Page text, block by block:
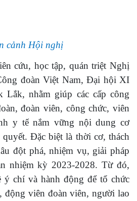
cảnh Hội nghị
cứu, học tập, quán triệt Nghị
đoàn Việt Nam, Đại hội XI
Lắk, nhằm giúp các cấp công
,đoàn viên, công chức, viên
y tếnắm vững nội dung cơ
Đặc biệt là thời cơ, thách
đột phá, nhiệm vụ, giải pháp
nhiệm kỳ 2023-2028. Từ đó,
ý chí và hành động để tổ chức
động viên đoàn viên, người lao